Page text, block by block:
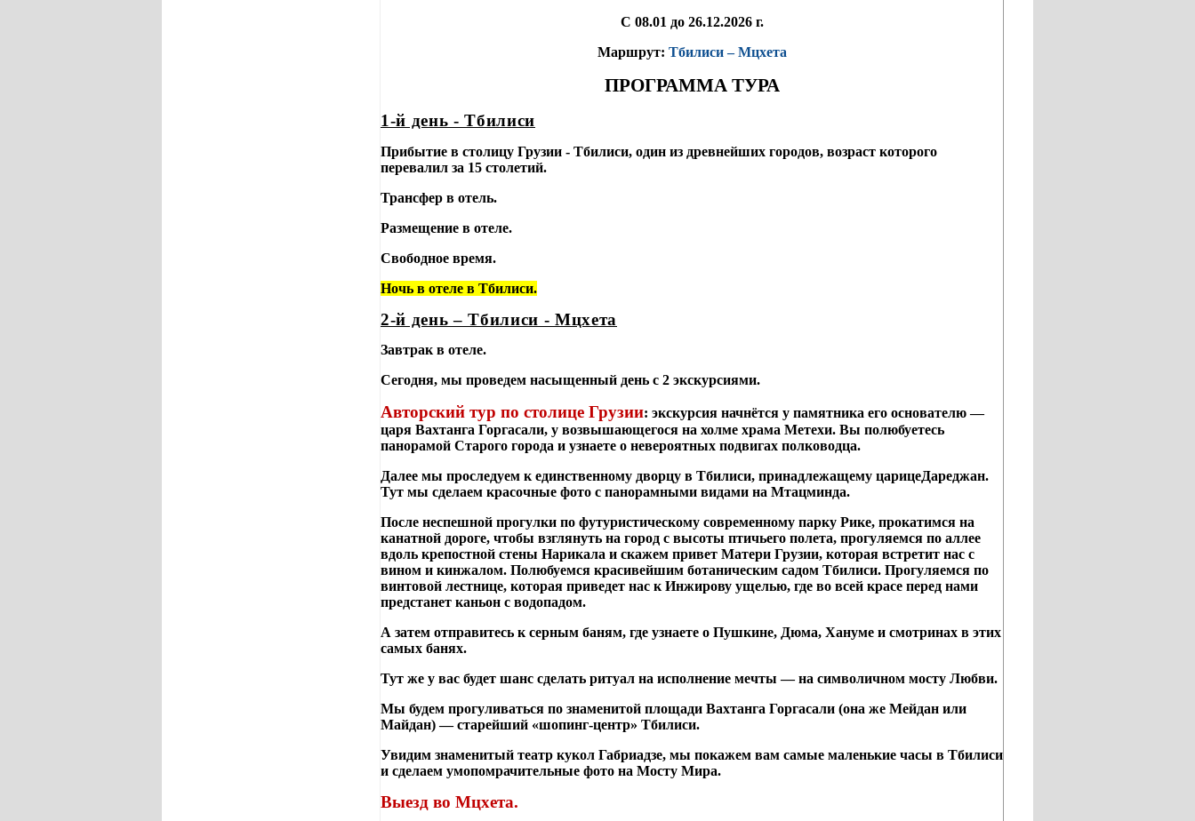
С 08.01 до 26.12.2026 г.
Маршрут: Тбилиси – Мцхета
ПРОГРАММА ТУРА
1-й день - Тбилиси
Прибытие в столицу Грузии - Тбилиси, один из древнейших городов, возраст которого
перевалил за 15 столетий.
Трансфер в отель.
Размещение в отеле.
Свободное время.
Ночь в отеле в Тбилиси.
2-й день – Тбилиси - Мцхета
Завтрак в отеле.
Сегодня, мы проведем насыщенный день с 2 экскурсиями.
Авторский тур по столице Грузии: экскурсия начнётся у памятника его основателю —
царя Вахтанга Горгасали, у возвышающегося на холме храма Метехи. Вы полюбуетесь
панорамой Старого города и узнаете о невероятных подвигах полководца.
Далее мы проследуем к единственному дворцу в Тбилиси, принадлежащему царицеДареджан.
Тут мы сделаем красочные фото с панорамными видами на Мтацминда.
После неспешной прогулки по футуристическому современному парку Рике, прокатимся на
канатной дороге, чтобы взглянуть на город с высоты птичьего полета, прогуляемся по аллее
вдоль крепостной стены Нарикала и скажем привет Матери Грузии, которая встретит нас с
вином и кинжалом. Полюбуемся красивейшим ботаническим садом Тбилиси. Прогуляемся по
винтовой лестнице, которая приведет нас к Инжирову ущелью, где во всей красе перед нами
предстанет каньон с водопадом.
А затем отправитесь к серным баням, где узнаете о Пушкине, Дюма, Хануме и смотринах в этих
самых банях.
Тут же у вас будет шанс сделать ритуал на исполнение мечты — на символичном мосту Любви.
Мы будем прогуливаться по знаменитой площади Вахтанга Горгасали (она же Мейдан или
Майдан) — старейший «шопинг-центр» Тбилиси.
Увидим знаменитый театр кукол Габриадзе, мы покажем вам самые маленькие часы в Тбилиси
и сделаем умопомрачительные фото на Мосту Мира.
Выезд во Мцхета.